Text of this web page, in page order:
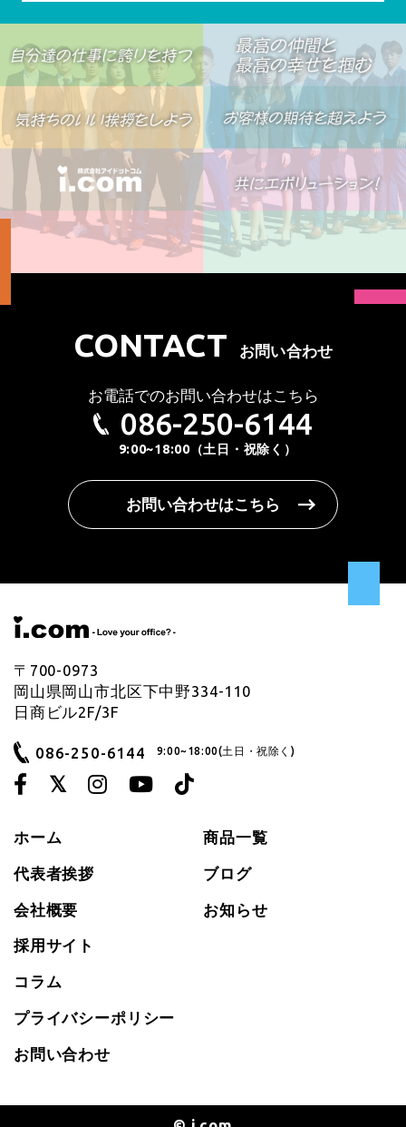
CONTACT お問い合わせ
お電話でのお問い合わせはこちら
086-250-6144
9:00~18:00（土日・祝除く）
お問い合わせはこちら
〒700-0973
岡山県岡山市北区下中野334-110
日商ビル2F/3F
086-250-6144 9:00~18:00(土日・祝除く)
ホーム
代表者挨拶
会社概要
商品一覧
ブログ
お知らせ
採用サイト
コラム
プライバシーポリシー
お問い合わせ